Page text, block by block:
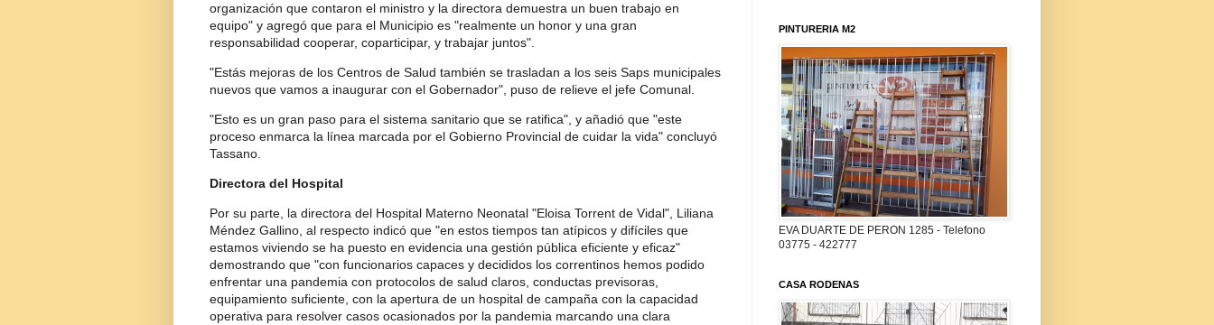
organización que contaron el ministro y la directora demuestra un buen trabajo en
equipo" y agregó que para el Municipio es "realmente un honor y una gran
responsabilidad cooperar, coparticipar, y trabajar juntos".
"Estás mejoras de los Centros de Salud también se trasladan a los seis Saps municipales
nuevos que vamos a inaugurar con el Gobernador", puso de relieve el jefe Comunal.
"Esto es un gran paso para el sistema sanitario que se ratifica", y añadió que "este
proceso enmarca la línea marcada por el Gobierno Provincial de cuidar la vida" concluyó
Tassano.
Directora del Hospital
Por su parte, la directora del Hospital Materno Neonatal "Eloisa Torrent de Vidal", Liliana
Méndez Gallino, al respecto indicó que "en estos tiempos tan atípicos y difíciles que
estamos viviendo se ha puesto en evidencia una gestión pública eficiente y eficaz"
demostrando que "con funcionarios capaces y decididos los correntinos hemos podido
enfrentar una pandemia con protocolos de salud claros, conductas previsoras,
equipamiento suficiente, con la apertura de un hospital de campaña con la capacidad
operativa para resolver casos ocasionados por la pandemia marcando una clara
PINTURERIA M2
EVA DUARTE DE PERON 1285 - Telefono
03775 - 422777
CASA RODENAS